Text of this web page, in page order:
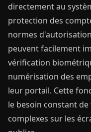
directement au
protection des
normes
peuvent facilement
vérification
numérisation des
leur portail. Cette
le besoin constant
complexes sur les